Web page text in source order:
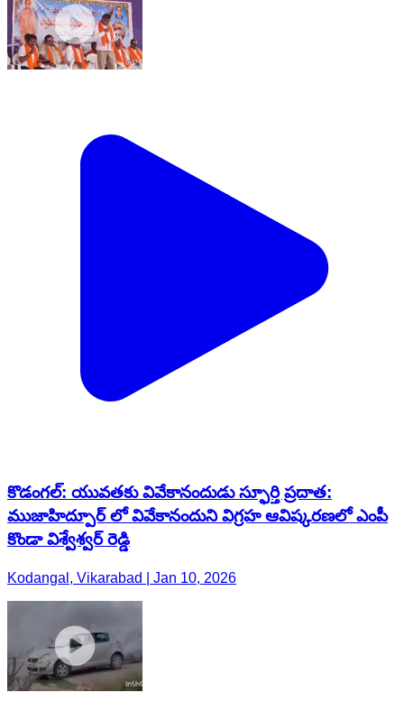
కొడంగల్: యువతకు వివేకానందుడు స్ఫూర్తి ప్రదాత:
ముజాహిద్పూర్ లో వివేకానందుని విగ్రహ ఆవిష్కరణలో ఎంపీ
కొండా విశ్వేశ్వర్ రెడ్డి
Kodangal, Vikarabad | Jan 10, 2026